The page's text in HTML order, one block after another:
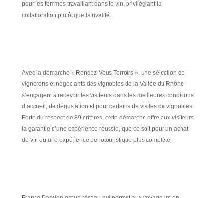
pour les femmes travaillant dans le vin, privilégiant la
collaboration plutôt que la rivalité.
Avec la démarche « Rendez-Vous Terroirs», une sélection de
vignerons et négociants des vignobles de la Vallée du Rhône
s’engagent à recevoir les visiteurs dans les meilleures conditions
d’accueil, de dégustation et pour certains de visites de vignobles.
Forte du respect de 89 critères, cette démarche offre aux visiteurs
la garantie d’une expérience réussie, que ce soit pour un achat
de vin ou une expérience oenotouristique plus complète